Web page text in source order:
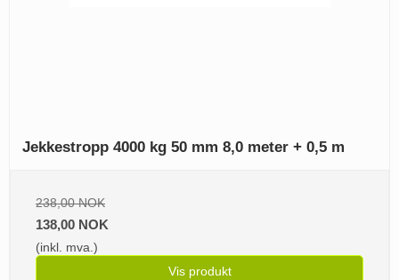
Jekkestropp 4000 kg 50 mm 8,0 meter + 0,5 m
238,00 NOK
138,00 NOK
(inkl. mva.)
Vis produkt